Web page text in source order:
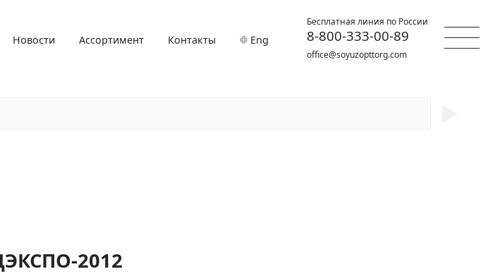
2012
Новости Ассортимент Контакты Eng
Бесплатная линия по России
8-800-333-00-89
office@soyuzopttorg.com